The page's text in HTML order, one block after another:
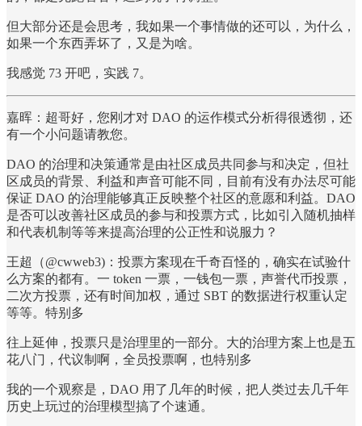
但大部分还是会思考，我如果一个事情做的还可以，为什么，
如果一个东西弄坏了，又是为啥。
我感觉 73 开吧，实践 7。
嘉晖：超哥好，您刚才对 DAO 的运作模式分析得很透彻，还
有一个小问题请教您。
DAO 的治理和决策通常是由社区成员共同参与和决定，但社
区成员的背景、利益和声音可能不同，目前有没有办法尽可能
保证 DAO 的治理能够真正反映整个社区的意愿和利益。DAO
是否可以改善社区成员的参与和投票方式，比如引入随机抽样
和代表机制等等来提高治理的公正性和说服力？
王超（@cwweb3)：投票方案现在千奇百怪的，确实在试验什
么方案的都有。一 token 一票，一钱包一票，声誉代币投票，
二次方投票，还有时间加权，通过 SBT 的数据进行权重认定
等等。特别多
往上延伸，投票只是治理里的一部分。大的治理方案上也是五
花八门，代议制啊，全员投票啊，也特别多
我的一个观察是，DAO 用了几年的时候，把人类过去几千年
历史上玩过的治理模型搞了个速通。